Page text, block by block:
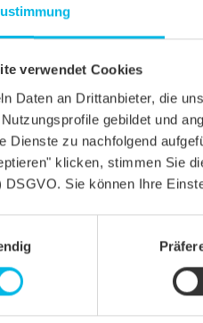
verwendet Cookies
Daten an Drittanbieter, die
gebildet und
Dienste zu nachfolgend
klicken, stimmen Sie
DSGVO. Sie können Ihre
HÖN
marsigliese/tegola marsigliese a